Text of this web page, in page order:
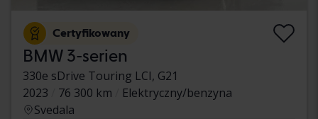
Certyfikowany
BMW 3-serien
330e sDrive Touring LCI, G21
2023
76 300 km
Elektryczny/benzyna
Svedala